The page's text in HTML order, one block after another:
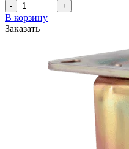
- +
В корзину
Заказать